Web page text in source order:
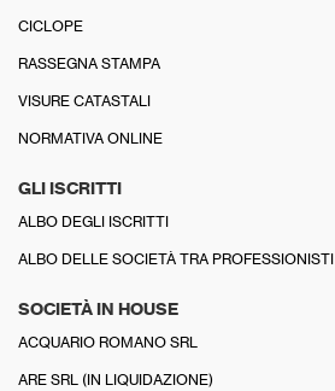
CICLOPE
RASSEGNA STAMPA
VISURE CATASTALI
NORMATIVA ONLINE
GLI ISCRITTI
ALBO DEGLI ISCRITTI
ALBO DELLE SOCIETÀ TRA PROFESSIONISTI
SOCIETÀ IN HOUSE
ACQUARIO ROMANO SRL
ARE SRL (IN LIQUIDAZIONE)